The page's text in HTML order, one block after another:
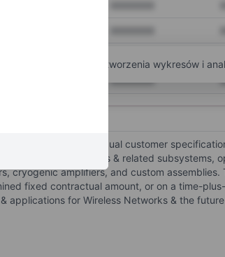
XXXXXXX
ilości narzędzi do tworzenia wykresów i
that meet individual customer
of RF amplifiers & related subsystems,
cryogenic amplifiers, and custom assemblies.
fixed contractual amount, or on a time-
applications for Wireless Networks & the